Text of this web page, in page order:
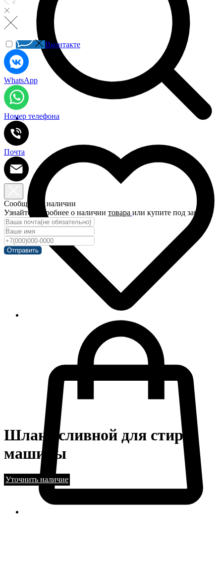
Вконтакте
WhatsApp
Номер телефона
Почта
Сообщить о наличии
Узнайте подробнее о наличии товара или купите под заказ!
Отправить
Шланг сливной для стир.
машины
Уточнить наличие